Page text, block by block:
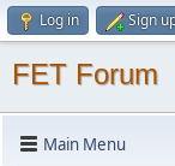
Log in Sign
FET Forum
Main Menu